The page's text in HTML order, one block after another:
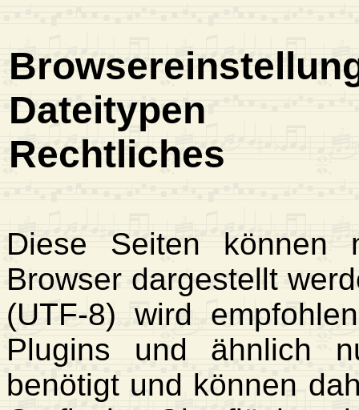
Dateitypen
Rechtliches
Diese Seiten
Browser dargestellt
(UTF-8) wird
Plugins und ähnlich
benötigt und können